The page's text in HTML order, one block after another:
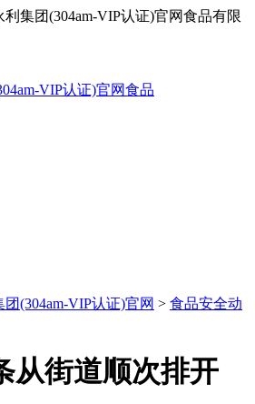
集团(304am-VIP认证)官网食品有限
团(304am-VIP认证)官网 > 食品安全动
从街道顺次排开